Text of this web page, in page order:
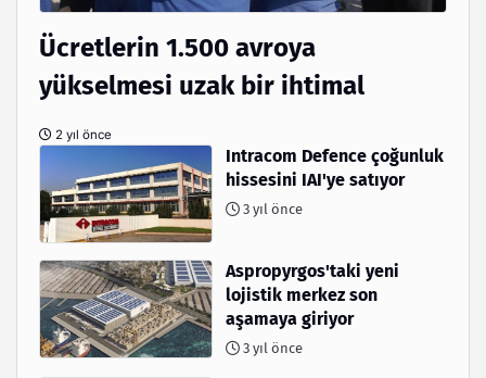
Ücretlerin 1.500 avroya
yükselmesi uzak bir ihtimal
2 yıl önce
Intracom Defence çoğunluk
hissesini IAI'ye satıyor
3 yıl önce
Aspropyrgos'taki yeni
lojistik merkez son
aşamaya giriyor
3 yıl önce